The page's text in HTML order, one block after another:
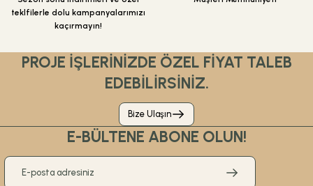
teklfilerle dolu kampanyalarımızı
kaçırmayın!
PROJE İŞLERİNİZDE ÖZEL FİYAT TALEB
EDEBİLİRSİNİZ.
Bize Ulaşın
E-BÜLTENE ABONE OLUN!